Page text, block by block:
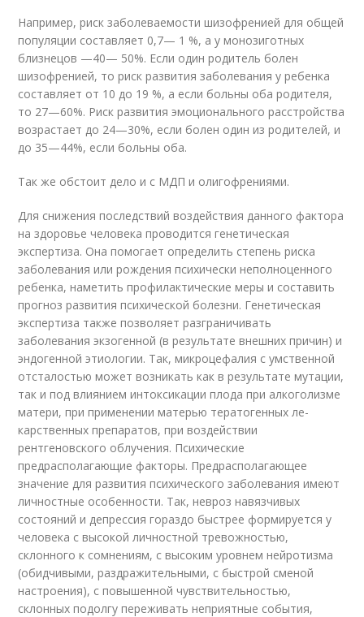
Например, риск заболеваемости шизофренией для общей
по­пуляции составляет 0,7— 1 %, а у монозиготных
близнецов —40— 50%. Если один родитель болен
шизофренией, то риск развития заболевания у ребенка
составляет от 10 до 19 %, а если больны оба родителя,
то 27—60%. Риск развития эмоционального расстрой­ства
возрастает до 24—30%, если болен один из родителей, и
до 35—44%, если больны оба.
Так же обстоит дело и с МДП и олигофрениями.
Для снижения последствий воздействия данного фактора
на здоровье человека проводится генетическая
экспертиза. Она помогает оп­ределить степень риска
заболевания или рождения психически неполноценного
ребенка, наметить профилактические меры и составить
прогноз развития психической болезни. Генетическая
экспертиза также позволяет разграничивать
заболевания экзогенной (в результате внешних причин) и
эндогенной этиологии. Так, микроцефалия с умственной
отсталостью может возникать как в результате мутации,
так и под влиянием интоксикации плода при ал­коголизме
матери, при применении матерью тератогенных ле­
карственных препаратов, при воздействии
рентгеновского облу­чения. Психические
предрасполагающие факторы. Предрасполагающее
значение для развития пси­хического заболевания имеют
личностные особенности. Так, невроз навязчивых
состояний и депрессия гораздо быстрее формируется у
человека с высокой личностной тревожностью,
склонного к сомнениям, с высоким уровнем нейротизма
(обидчивыми, раздражительными, с быстрой сменой
настроения), с по­вышенной чувствительностью,
склонных подолгу переживать не­приятные события,